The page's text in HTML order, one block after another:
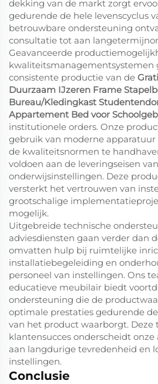
dekking van de markt zorgt
gedurende de hele levenscyclus
betrouwbare ondersteuning
consultatie tot aan
Geavanceerde
kwaliteitsmanagementsystemen
consistente productie van de
Duurzaam IJzeren Frame
Bureau/Kledingkast
Appartement Bed voor
institutionele orders. Onze
gebruik van moderne
de kwaliteitsnormen te
voldoen aan de leveringseisen van
onderwijsinstellingen. Deze
versterkt het vertrouwen van
grootschalige
mogelijk.
Uitgebreide technische
adviesdiensten gaan verder dan
omvatten hulp bij ruimtelijke
installatiebegeleiding en
personeel van instellingen. Ons
educatieve meubilair biedt
ondersteuning die de
optimale prestaties gedurende
van het product waarborgt. Deze
klantensucces onderscheidt
aan langdurige tevredenheid en
instellingen.
Conclusie